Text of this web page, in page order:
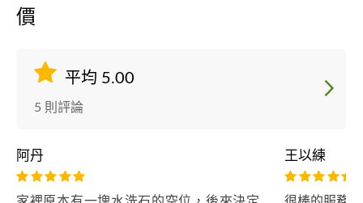
價
平均 5.00
5 則評論
阿丹 王以練